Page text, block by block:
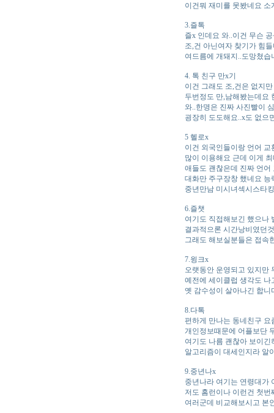
이건뭐 재미를 못봤네요
3.즐톡
즐x 인데요 와..이건 무슨
조,건 아닌여자 찾기가 힘
여드름에 개돼지..도망쳤
4. 톡 친구 만x기
이건 그래도 조,건은 없지
두번정도 만,남해봤는데요
와..한명은 진짜 사진빨이
굉장히 도도해요..x도 없으
5 헬로x
이건 외국인들이랑 언어
많이 이용해요 근데 이게
애들도 괜찮은데 진짜 언어
대화만 주구장창 했네요
중년만남 미시녀섹시스타
6.즐챗
여기도 직접해보긴 했으나
결과적으론 시간낭비였던
그래도 해보실분들은 접속
7.윙크x
오랫동안 운영되고 있지만
예전에 세이클럽 생각도
옛 감수성이 살아나긴 합니
8.다톡
편하게 만나는 동네친구
개인정보때문에 어플보단
여기도 나름 괜찮아 보이
알고리즘이 대세인지라 알
9.중년나x
중년나라 여기는 연령대가
저도 홈런이나 이런건 첫
여러군데 비교해보시고 본